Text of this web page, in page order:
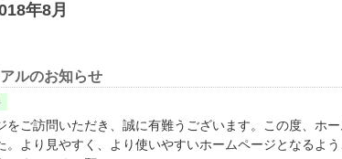
年8月
ルのお知らせ
をご訪問いただき、誠に有難うございます。この度、ホ
。より見やすく、より使いやすいホームページとなるよ